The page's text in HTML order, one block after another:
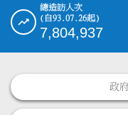
總造訪人次
(自93.07.26起)
7,804,937
政